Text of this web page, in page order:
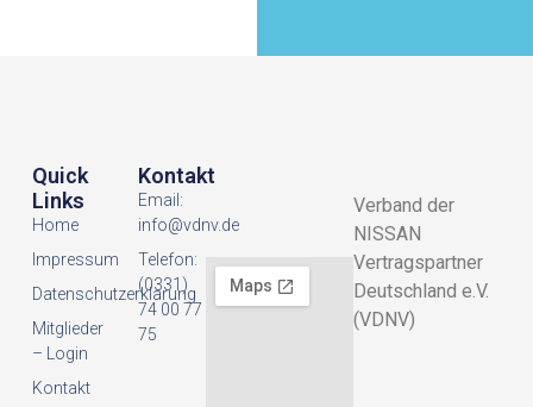
Verband der
NISSAN
Vertragspartner
Deutschland e.V.
(VDNV)
Quick
Links
Home
Impressum
Datenschutzerklarung
Mitglieder
– Login
Kontakt
Kontakt
Email:
info@vdnv.de
Telefon:
(0331)
74 00 77
75